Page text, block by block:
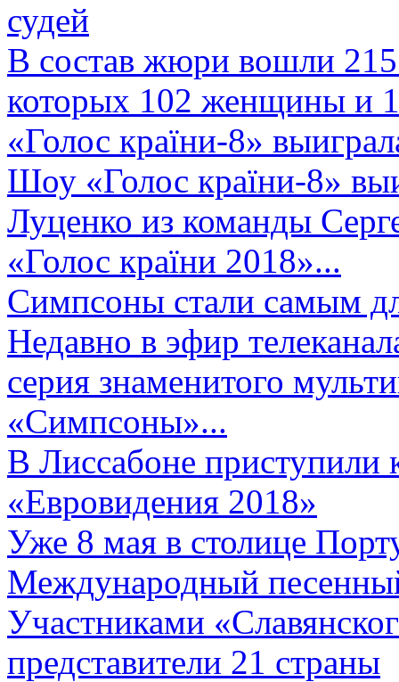
судей
В состав жюри вошли 215
которых 102 женщины и
«Голос країни-8»
Шоу «Голос країни-8»
Луценко из команды
«Голос країни 2018»...
Симпсоны стали самым
Недавно в эфир
серия знаменитого
«Симпсоны»...
В Лиссабоне приступили
«Евровидения 2018»
Уже 8 мая в столице
Международный
Участниками
представители 21 страны